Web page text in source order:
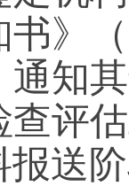
书》
知
查评
报送